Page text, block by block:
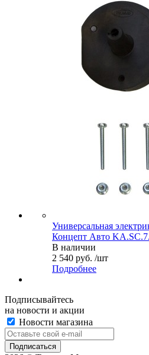
Универсальная
Концепт Авто
В наличии
2 540 руб. /шт
Подробнее
Подписывайтесь
на новости и акции
Новости магазина